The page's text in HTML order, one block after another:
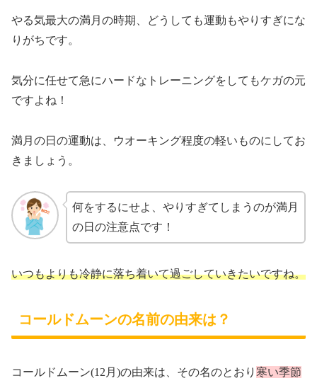
やる気最大の満月の時期、どうしても運動もやりすぎにな
りがちです。
気分に任せて急にハードなトレーニングをしてもケガの元
ですよね！
満月の日の運動は、ウオーキング程度の軽いものにしてお
きましょう。
何をするにせよ、やりすぎてしまうのが満月
の日の注意点です！
いつもよりも冷静に落ち着いて過ごしていきたいですね。
コールドムーンの名前の由来は？
コールドムーン(12月)の由来は、その名のとおり 寒い季節